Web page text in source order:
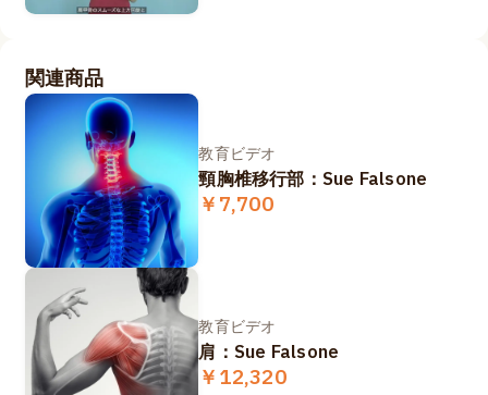
関連商品
教育ビデオ
頸胸椎移行部：Sue Falsone
￥7,700
教育ビデオ
肩：Sue Falsone
￥12,320